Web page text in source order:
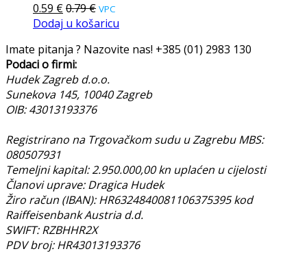
0.59 €0.79€ VPC
Dodaj u košaricu
Imate pitanja ? Nazovite nas! +385 (01) 2983 130
Podaci o firmi:
Hudek Zagreb d.o.o.
Sunekova 145, 10040 Zagreb
OIB: 43013193376
Registrirano na Trgovačkom sudu u Zagrebu MBS:
080507931
Temeljni kapital: 2.950.000,00 kn uplaćen u cijelosti
Članovi uprave: Dragica Hudek
Žiro račun (IBAN): HR6324840081106375395 kod
Raiffeisenbank Austria d.d.
SWIFT: RZBHHR2X
PDV broj: HR43013193376